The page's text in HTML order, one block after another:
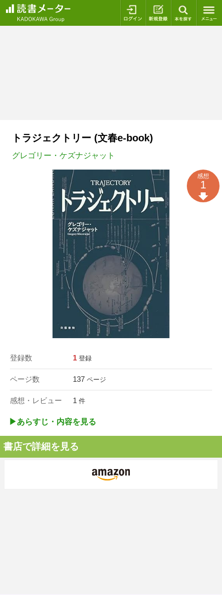
ログイン 新規登録
トラジェクトリー (文春e-book)
グレゴリー・ケズナジャット
登録数 1 登録
ページ数 137 ページ
感想・レビュー 1 件
感想
1
▶︎あらすじ・内容を見る
書店で詳細を見る